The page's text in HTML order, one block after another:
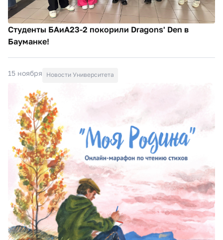
Студенты БАиА23-2 покорили Dragons' Den в
Бауманке!
15 ноября Новости Университета